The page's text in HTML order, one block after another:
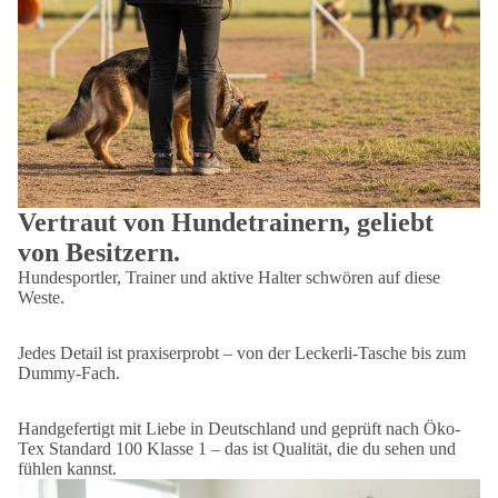
Vertraut von Hundetrainern, geliebt
von Besitzern.
Hundesportler, Trainer und aktive Halter schwören auf diese
Weste.
Jedes Detail ist praxiserprobt – von der Leckerli-Tasche bis zum
Dummy-Fach.
Handgefertigt mit Liebe in Deutschland und geprüft nach Öko-
Tex Standard 100 Klasse 1 – das ist Qualität, die du sehen und
fühlen kannst.